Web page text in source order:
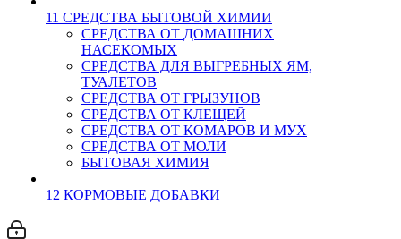
11 СРЕДСТВА БЫТОВОЙ ХИМИИ
СРЕДСТВА ОТ ДОМАШНИХ
НАСЕКОМЫХ
СРЕДСТВА ДЛЯ ВЫГРЕБНЫХ ЯМ,
ТУАЛЕТОВ
СРЕДСТВА ОТ ГРЫЗУНОВ
СРЕДСТВА ОТ КЛЕЩЕЙ
СРЕДСТВА ОТ КОМАРОВ И МУХ
СРЕДСТВА ОТ МОЛИ
БЫТОВАЯ ХИМИЯ
12 КОРМОВЫЕ ДОБАВКИ